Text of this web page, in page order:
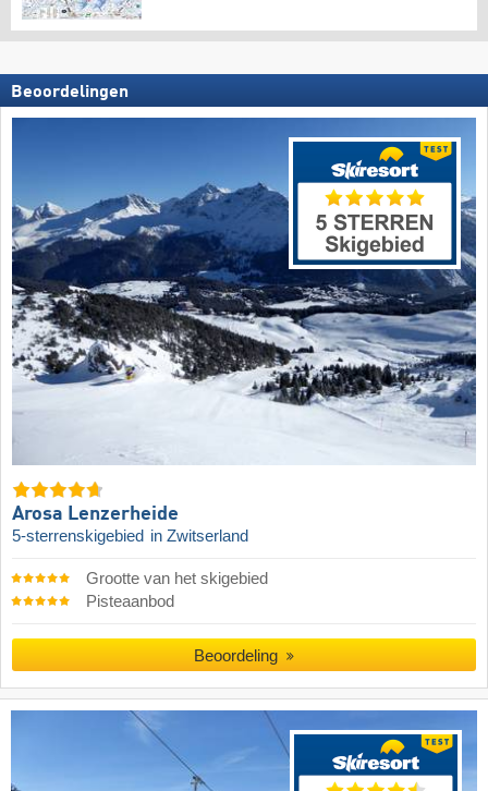
Beoordelingen
Arosa Lenzerheide
5-sterrenskigebied in Zwitserland
Grootte van het skigebied
Pisteaanbod
Beoordeling